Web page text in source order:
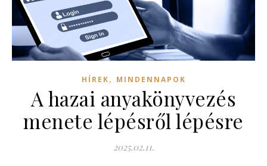
HÍREK, MINDENNAPOK
A hazai anyakönyvezés
menete lépésről lépésre
2025.02.11.